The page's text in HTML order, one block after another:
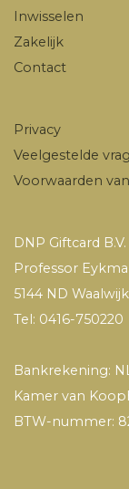
Inwisselen
Zakelijk
Contact
Privacy
Veelgestelde
Voorwaarden
DNP Giftcard B.V.
Professor
5144 ND Waalwijk
Tel: 0416-750220
Bankrekening:
Kamer van
BTW-nummer: